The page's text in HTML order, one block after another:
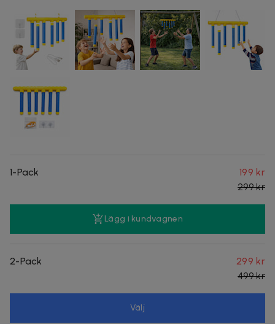
1-Pack
199 kr
299 kr
Lägg i kundvagnen
2-Pack
299 kr
499 kr
Välj